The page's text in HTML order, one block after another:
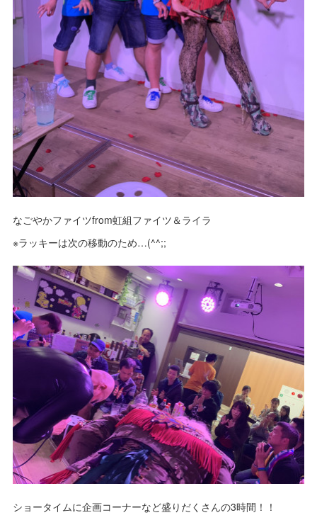
なごやかファイツfrom虹組ファイツ＆ライラ
※ラッキーは次の移動のため…(^^;;
ショータイムに企画コーナーなど盛りだくさんの3時間！！